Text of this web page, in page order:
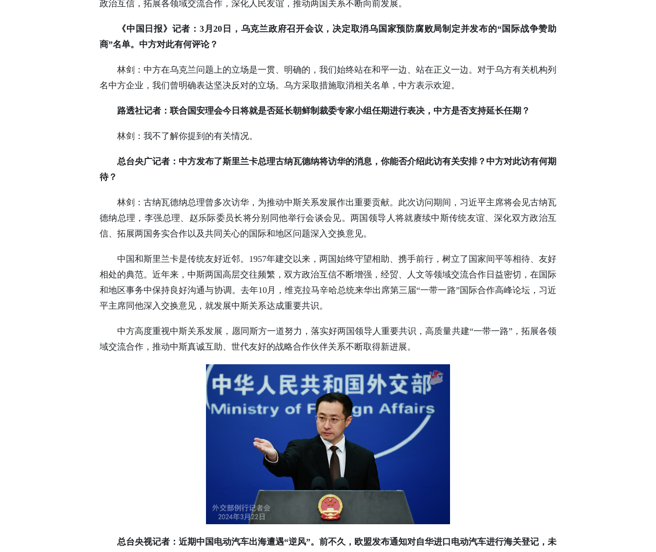
政治互信，拓展各领域交流合作，深化人民友谊，推动两国关系不断向前发展。
《中国日报》记者：3月20日，乌克兰政府召开会议，决定取消乌国家预防腐败局制定并发布的“国际战争赞助
商”名单。中方对此有何评论？
林剑：中方在乌克兰问题上的立场是一贯、明确的，我们始终站在和平一边、站在正义一边。对于乌方有关机构列
名中方企业，我们曾明确表达坚决反对的立场。乌方采取措施取消相关名单，中方表示欢迎。
路透社记者：联合国安理会今日将就是否延长朝鲜制裁委专家小组任期进行表决，中方是否支持延长任期？
林剑：我不了解你提到的有关情况。
总台央广记者：中方发布了斯里兰卡总理古纳瓦德纳将访华的消息，你能否介绍此访有关安排？中方对此访有何期
待？
林剑：古纳瓦德纳总理曾多次访华，为推动中斯关系发展作出重要贡献。此次访问期间，习近平主席将会见古纳瓦
德纳总理，李强总理、赵乐际委员长将分别同他举行会谈会见。两国领导人将就赓续中斯传统友谊、深化双方政治互
信、拓展两国务实合作以及共同关心的国际和地区问题深入交换意见。
中国和斯里兰卡是传统友好近邻。1957年建交以来，两国始终守望相助、携手前行，树立了国家间平等相待、友好
相处的典范。近年来，中斯两国高层交往频繁，双方政治互信不断增强，经贸、人文等领域交流合作日益密切，在国际
和地区事务中保持良好沟通与协调。去年10月，维克拉马辛哈总统来华出席第三届“一带一路”国际合作高峰论坛，习近
平主席同他深入交换意见，就发展中斯关系达成重要共识。
中方高度重视中斯关系发展，愿同斯方一道努力，落实好两国领导人重要共识，高质量共建“一带一路”，拓展各领
域交流合作，推动中斯真诚互助、世代友好的战略合作伙伴关系不断取得新进展。
总台央视记者：近期中国电动汽车出海遭遇“逆风”。前不久，欧盟发布通知对自华进口电动汽车进行海关登记，未